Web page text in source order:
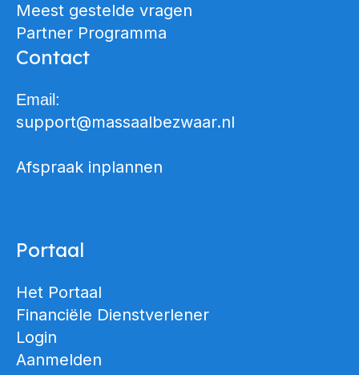
Meest gestelde vragen
Partner Programma
Contact
Email:
support@massaalbezwaar.nl
Afspraak inplannen
Portaal
Het Portaal
Financiële Dienstverlener
Login
Aanmelden